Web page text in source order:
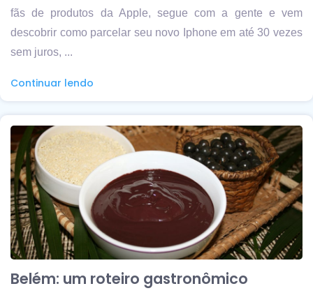
fãs de produtos da Apple, segue com a gente e vem
descobrir como parcelar seu novo Iphone em até 30 vezes
sem juros, ...
Continuar lendo
Belém: um roteiro gastronômico